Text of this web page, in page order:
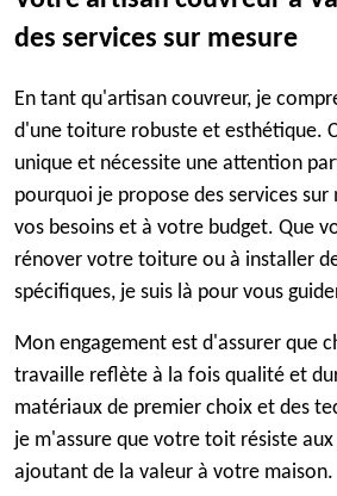
des services sur mesure
En tant qu'artisan couvreur, je
d'une toiture robuste et esthétique.
unique et nécessite une attention
pourquoi je propose des services sur
vos besoins et à votre budget. Que
rénover votre toiture ou à installer
spécifiques, je suis là pour vous
Mon engagement est d'assurer que
travaille reflète à la fois qualité et
matériaux de premier choix et des
je m'assure que votre toit résiste
ajoutant de la valeur à votre maison.